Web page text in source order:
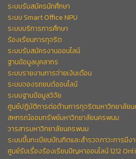
ระบบรับสมัครนักศึกษา
ระบบ Smart Office NPU
ระบบบริการการศึกษา
ร้องเรียนการทุจริต
ระบบรับสมัครงานออนไลน์
ฐานข้อมูลบุคลากร
ระบบรายงานการจ่ายเงินเดือน
ระบบจองรถยนต์ออนไลน์
ระบบฐานข้อมูลวิจัย
ศูนย์ปฏิบัติการต่อต้านการทุจริตมหาวิทยาลัย
สหกรณ์ออมทรัพย์มหาวิทยาลัยนครพนม
วารสารมหาวิทยาลัยนครพนม
ระบบขึ้นทะเบียนบัณฑิตและสำรวจภาวะการมีง
ศูนย์รับเรื่องร้องเรียนปัญหาออนไลน์ 1212